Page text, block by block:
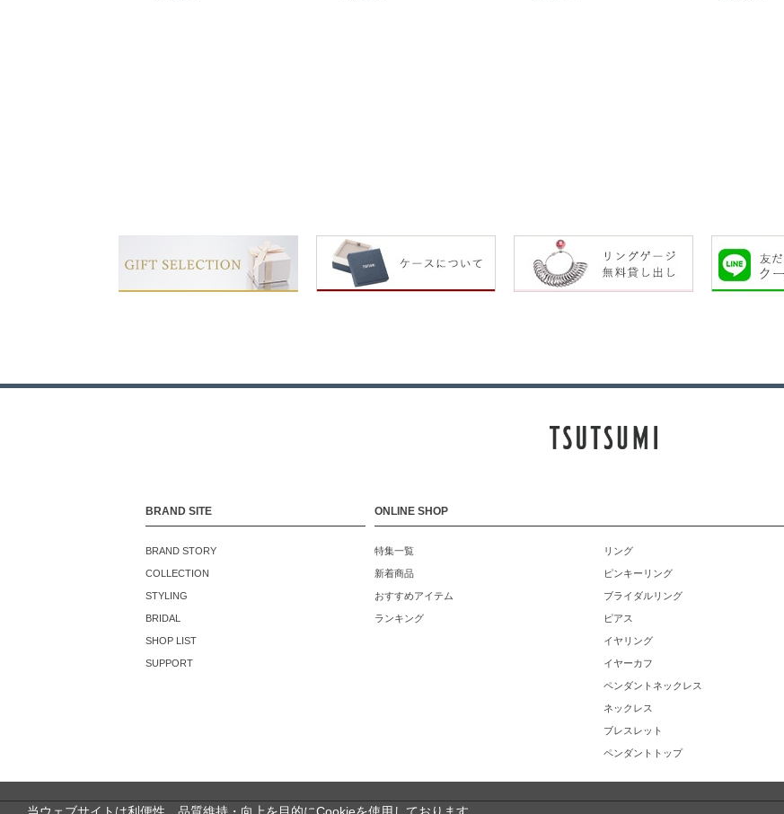
BRAND SITE
BRAND STORY
COLLECTION
STYLING
BRIDAL
SHOP LIST
SUPPORT
ONLINE SHOP
特集一覧
新着商品
おすすめアイテム
ランキング
リング
ピンキーリング
ブライダルリング
ピアス
イヤリング
イヤーカフ
ペンダントネックレス
ネックレス
ブレスレット
ペンダントトップ